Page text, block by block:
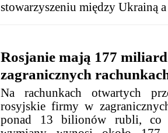
stowarzyszeniu między Ukrainą
Rosjanie mają 177
zagranicznych
Na rachunkach otwartych
rosyjskie firmy w
ponad 13 bilionów rubli, co